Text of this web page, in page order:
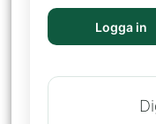
Logga in